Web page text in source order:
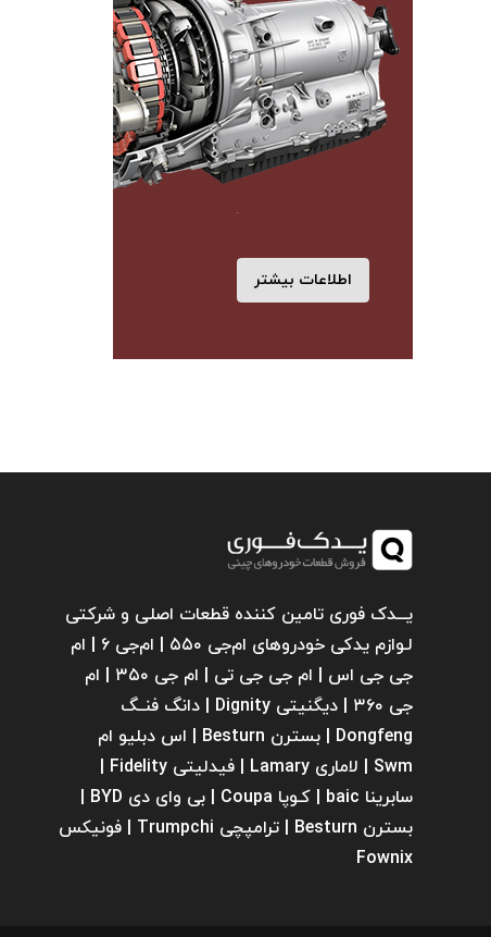
اطلاعات بیشتر
یـــدک فوری تامین کننده قطعات اصلی و شرکتی
لـوازم یدکی خودروهای ام‌جی ۵۵۰ | ام‌جی ۶ | ام
جی جی اس | ام جی جی تی | ام‌ جی ۳۵۰ | ام
جی ۳۶۰ | دیگنیتی Dignity | دانگ فنــگ
Dongfeng | بسترن Besturn | اس دبلیو ام
بسترن Besturn | ترامپچی Trumpchi | فونیکس
Fownix